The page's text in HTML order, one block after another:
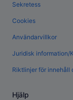
Sekretess
Cookies
Användarvillkor
Juridisk information/
Riktlinjer för innehåll
Hjälp